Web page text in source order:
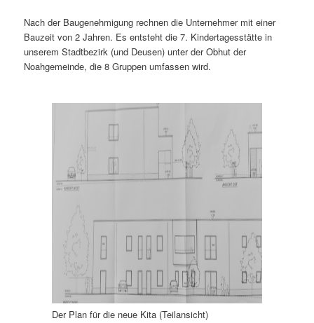
Nach der Baugenehmigung rechnen die Unternehmer mit einer
Bauzeit von 2 Jahren. Es entsteht die 7. Kindertagesstätte in
unserem Stadtbezirk (und Deusen) unter der Obhut der
Noahgemeinde, die 8 Gruppen umfassen wird.
Der Plan für die neue Kita (Teilansicht)